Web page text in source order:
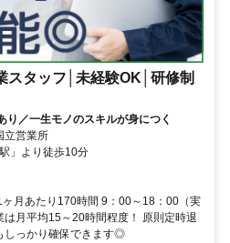
スタッフ│未経験OK│研修制
り／一生モノのスキルが身につく
立営業所
」より徒歩10分
月あたり170時間 9：00～18：00（実
月平均15～20時間程度！ 原則定時退
しっかり確保できます◎